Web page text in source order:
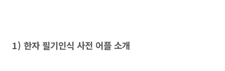
1) 한자 필기인식 사전 어플 소개